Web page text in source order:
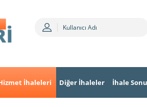
İhaleleri Diğer İhaleler İhale